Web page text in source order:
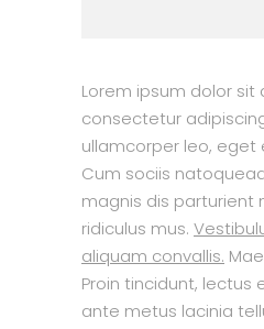
Lorem ipsum dolor sit
consectetur
ullamcorper leo, eget
Cum sociis
magnis dis parturient
ridiculus mus.
aliquam convallis.
Proin tincidunt, lectus
ante metus lacinia